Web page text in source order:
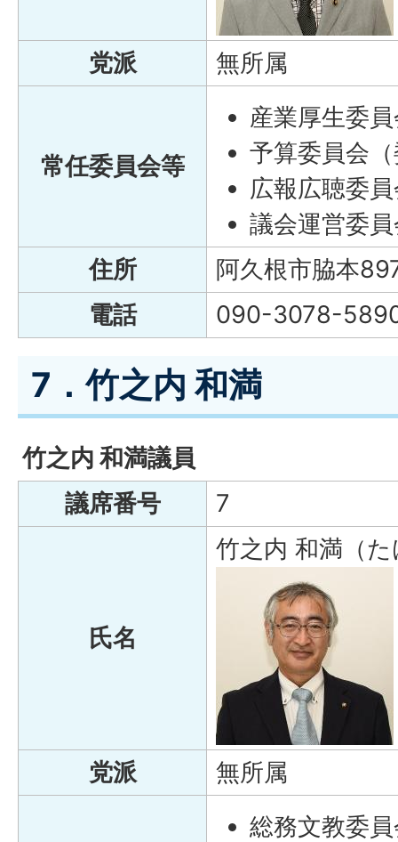
党派 無所属
常任委員会等
産業厚生委
予算委員会
広報広聴委
議会運営委
住所
阿久根市脇本
電話
090-3078-
7．竹之内 和満
竹之内 和満議員
議席番号
7
氏名
竹之内 和満（
党派 無所属
総務文教委